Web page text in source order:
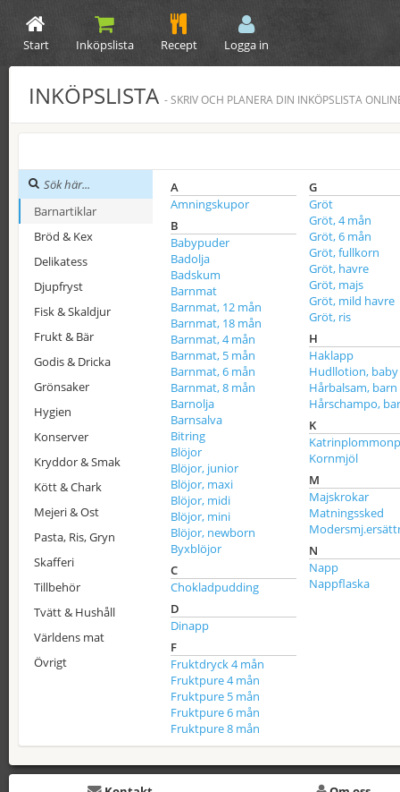
Start Inköpslista Recept Logga in
INKÖPSLISTA - SKRIV OCH PLANERA DIN INKÖPSLISTA
Barnartiklar
Bröd & Kex
Delikatess
Djupfryst
Fisk & Skaldjur
Frukt & Bär
Godis & Dricka
Grönsaker
Hygien
Konserver
Kryddor & Smak
Kött & Chark
Mejeri & Ost
Pasta, Ris, Gryn
Skafferi
Tillbehör
Tvätt & Hushåll
Världens mat
Övrigt
A
Amningskupor
B
Babypuder
Badolja
Badskum
Barnmat
Barnmat, 12 mån
Barnmat, 18 mån
Barnmat, 4 mån
Barnmat, 5 mån
Barnmat, 6 mån
Barnmat, 8 mån
Barnolja
Barnsalva
Bitring
Blöjor
Blöjor, junior
Blöjor, maxi
Blöjor, midi
Blöjor, mini
Blöjor, newborn
Byxblöjor
C
Chokladpudding
D
Dinapp
F
Fruktdryck 4 mån
Fruktpure 4 mån
Fruktpure 5 mån
Fruktpure 6 mån
Fruktpure 8 mån
G
Gröt
Gröt, 4 mån
Gröt, 6 mån
Gröt, fullkorn
Gröt, havre
Gröt, majs
Gröt, mild havre
Gröt, ris
H
Haklapp
Hudllotion, baby
Hårbalsam, barn
Hårschampo,
K
Kornmjöl
M
Majskrokar
Matningssked
N
Napp
Nappflaska